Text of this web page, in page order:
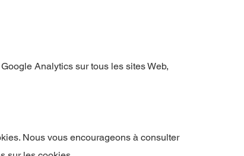
Analytics sur tous les sites Web,
Nous vous encourageons à consulter